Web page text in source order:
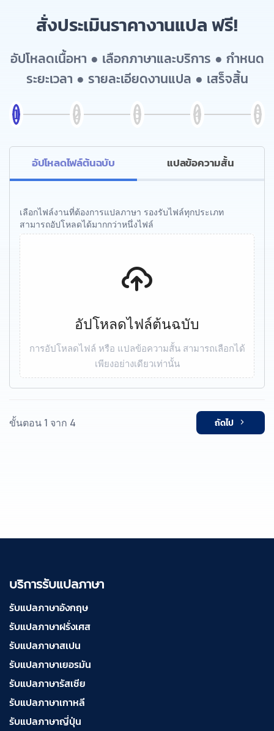
สั่งประเมินราคางานแปล ฟรี!
อัปโหลดเนื้อหา ● เลือกภาษาและบริการ ● กำหนด
ระยะเวลา ● รายละเอียดงานแปล ● เสร็จสิ้น
อัปโหลดไฟล์ต้นฉบับ แปลข้อความสั้น
เลือกไฟล์งานที่ต้องการแปลภาษา รองรับไฟล์ทุกประเภท
สามารถอัปโหลดได้มากกว่าหนึ่งไฟล์
อัปโหลดไฟล์ต้นฉบับ
การอัปโหลดไฟล์ หรือ แปลข้อความสั้น สามารถเลือกได้
เพียงอย่างเดียวเท่านั้น
ขั้นตอน 1 จาก 4 ถัดไป
บริการรับแปลภาษา
รับแปลภาษาอังกฤษ
รับแปลภาษาฝรั่งเศส
รับแปลภาษาสเปน
รับแปลภาษาเยอรมัน
รับแปลภาษารัสเซีย
รับแปลภาษาเกาหลี
รับแปลภาษาญี่ปุ่น